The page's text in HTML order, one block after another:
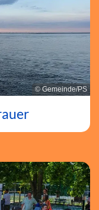
© Gemeinde/PS